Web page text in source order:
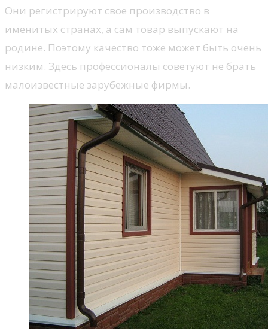
Они регистрируют свое производство в
именитых странах, а сам товар выпускают на
родине. Поэтому качество тоже может быть очень
низким. Здесь профессионалы советуют не брать
малоизвестные зарубежные фирмы.